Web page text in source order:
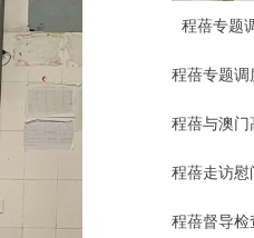
程蓓专题
程蓓专题调
程蓓与澳门
程蓓走访慰
程蓓督导检